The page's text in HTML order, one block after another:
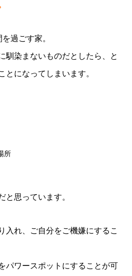
過ごす家。
馴染まないものだとしたら、と
とになってしまいます。
所
と思っています。
入れ、ご自分をご機嫌にするこ
パワースポットにすることが可